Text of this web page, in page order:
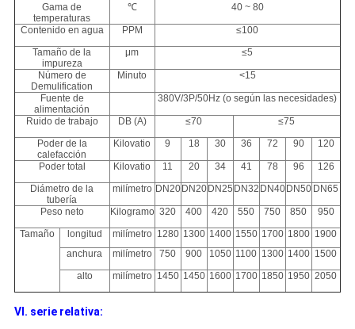
Gama de
temperaturas
℃ 40 ~ 80
Contenido en agua PPM
≤100
Tamaño de la
impureza
μm ≤5
Número de
Demulification
Minuto <15
Fuente de
alimentación
380V/3P/50Hz (o según las necesidades)
Ruido de trabajo DB (A) ≤70
≤75
Poder de la
calefacción
Kilovatio 9 18 30 36 72 90 120
Poder total Kilovatio 11 20 34 41 78 96
126
Diámetro de la
tubería
milímetro DN20DN20DN25 DN32 DN40DN50 DN65
Peso neto Kilogramo 320 400 420 550 750 850
950
Tamaño
longitud milímetro 1280 1300 1400 1550 1700 1800 1900
anchura
milímetro 750 900 1050 1100 1300 1400 1500
alto
milímetro 1450 1450 1600 1700 1850 1950 2050
VI. serie relativa: